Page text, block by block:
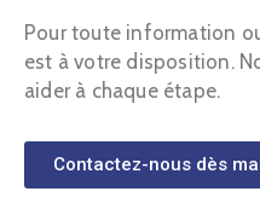
Pour toute information
est à votre disposition.
aider à chaque étape.
Contactez-nous dès